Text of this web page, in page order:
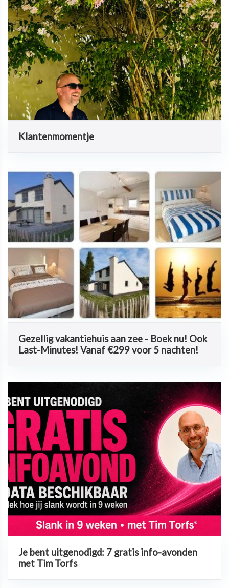
Klantenmomentje
Gezellig vakantiehuis aan zee - Boek nu! Ook
Last-Minutes! Vanaf €299 voor 5 nachten!
Je bent uitgenodigd: 7 gratis info-avonden
met Tim Torfs